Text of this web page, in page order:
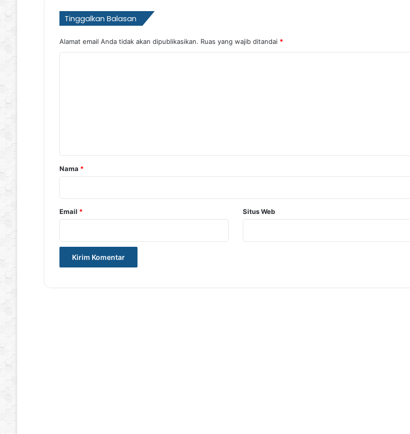
Tinggalkan Balasan
Alamat email Anda tidak akan dipublikasikan. Ruas yang wajib ditandai *
rNama *
Email * Situs Web